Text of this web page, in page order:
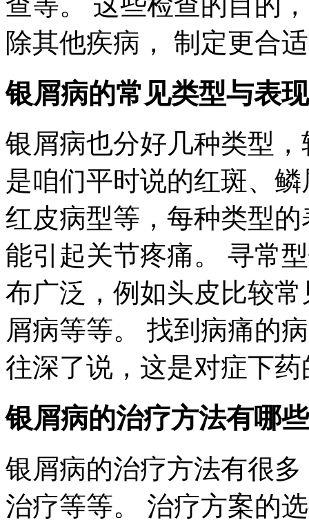
除其他疾病， 制定更合
银屑病的常见类型与表现
银屑病也分好几种类型
是咱们平时说的红斑、
红皮病型等，每种类型
能引起关节疼痛。 寻常
布广泛，例如头皮比较
屑病等等。 找到病痛的
往深了说，这是对症下
银屑病的治疗方法有哪
银屑病的治疗方法有很
治疗等等。 治疗方案的